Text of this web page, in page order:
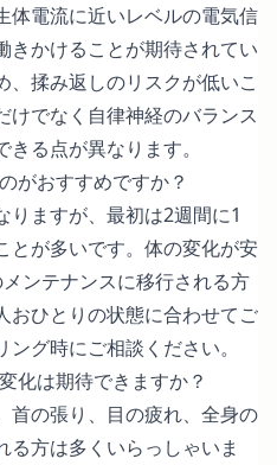
体電流に近いレベルの電気信
きかけることが期待されてい
、揉み返しのリスクが低いこ
けでなく自律神経のバランス
る点が異なります。
がおすすめですか？
りますが、最初は2週間に1
とが多いです。体の変化が安
ンテナンスに移行される方
おひとりの状態に合わせてご
グ時にご相談ください。
化は期待できますか？
首の張り、目の疲れ、全身の
る方は多くいらっしゃいま